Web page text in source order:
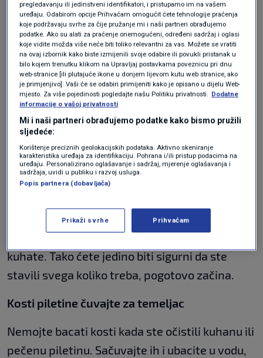
se kuha na laganoj vatri. Tako se prožimaju svi
okusi.
Stavite mokri ručnik ispod daske za rezanje
Kako biste izbjegli da vam se daska pomiče i
kliže dok režete namirnice za svoje jelo, ispod
nje stavite blago mokar ručnik. Mogu vam
poslužiti i papirnati ručnici.
Kušajte dok kuhate
kad dođe na tanjur. Cijelo vrijeme, kako
dodajete sastojak po sastojak, kušajte ono što
kuhate. Tako ćete jedino biti sigurni da ste
stavili svega koliko treba, pogotovo začina.
Kosti piletine čuvajte za temeljac
Nemojte bacati kosti kada ste očistili kuhanu ili
pečenu piletinu. Sačuvajte ih i ubacite u vodu,
pregledavanju ili jedinstveni identifikatori, i pristupamo im na vašem
uređaju. Odabirom opcije Prihvaćam omogućit ćete tehnologije praćenja
koje podržavaju svrhe za čije pružanje mi i naši partneri obrađujemo
podatke. Ako su alati za praćenje onemogućeni, određeni sadržaj i oglasi
koje vidite možda više neće biti toliko relevantni za vas. Možete se vratiti
na ovaj izbornik kako biste izmijenili svoje odabire ili povukli pristanak u
bilo kojem trenutku klikom na Upravljaj postavkama poveznicu pri dnu
web-stranice [ili plutajuće ikone u donjem lijevom kutu web stranice, ako
je primjenjivo]. Vaši će se odabiri primijeniti kako je opisano u dijelu Web-
mjesto. Za više pojedinosti pogledajte našu Politiku privatnosti. Dodatne
informacije o vašoj privatnosti
Mi i naši partneri obrađujemo podatke kako bismo pružili
sljedeće:
Korištenje preciznih geolokacijskih podataka. Aktivno skeniranje
karakteristika uređaja za identifikaciju. Pohrana i/ili pristup podacima na
uređaju. Personalizirano oglašavanje i sadržaj, mjerenje oglašavanja i
sadržaja, uvidi u publiku i razvoj usluga.
Popis partnera (dobavljača)
Prikaži svrhe Prihvaćam